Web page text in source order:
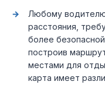
Любому
расстояния,
более
построив
местами для
карта имеет